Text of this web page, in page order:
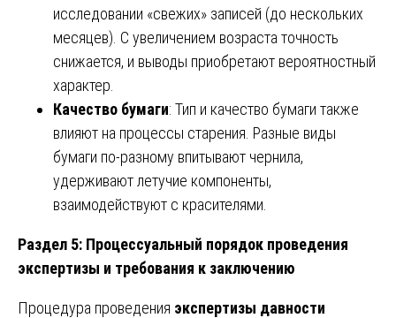
исследовании «свежих» записей (до нескольких
месяцев). С увеличением возраста точность
снижается, и выводы приобретают вероятностный
характер.
Качество бумаги: Тип и качество бумаги также
влияют на процессы старения. Разные виды
бумаги по-разному впитывают чернила,
удерживают летучие компоненты,
взаимодействуют с красителями.
Раздел 5: Процессуальный порядок проведения
экспертизы и требования к заключению
Процедура проведения экспертизы давности